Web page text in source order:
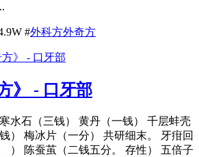
#外科方外奇方
》 - 口牙部
水石（三钱） 黄丹（一钱） 千层蚌壳
） 梅冰片（一分） 共研细末。 牙疳回
） 陈蚕茧（二钱五分。 存性） 五倍子